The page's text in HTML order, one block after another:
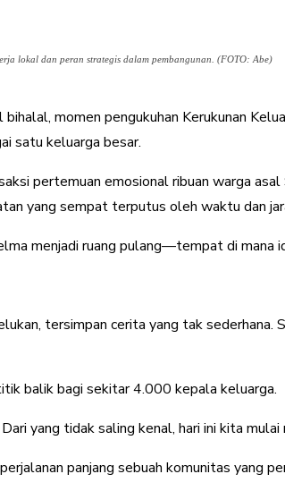
lokal dan peran strategis dalam pembangunan. (FOTO: Abe)
momen pengukuhan Kerukunan
satu keluarga besar.
pertemuan emosional ribuan warga
yang sempat terputus oleh waktu dan
menjadi ruang pulang—tempat di
tersimpan cerita yang tak
balik bagi sekitar 4.000 kepala keluarga.
yang tidak saling kenal, hari ini kita
panjang sebuah komunitas yang